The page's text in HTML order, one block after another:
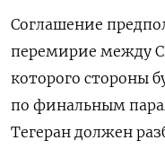
Соглашение
перемирие между
которого стороны
по финальным
Тегеран должен